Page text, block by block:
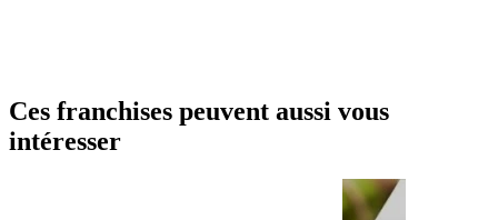
Ces franchises peuvent aussi vous
intéresser